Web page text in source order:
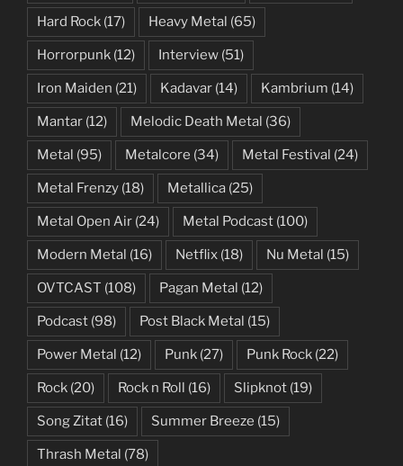
Hard Rock (17) Heavy Metal (65)
Horrorpunk (12) Interview (51)
Iron Maiden (21) Kadavar (14) Kambrium (14)
Mantar (12) Melodic Death Metal (36)
Metal (95) Metalcore (34) Metal Festival (24)
Metal Frenzy (18) Metallica (25)
Metal Open Air (24) Metal Podcast (100)
Modern Metal (16) Netflix (18) Nu Metal (15)
OVTCAST (108) Pagan Metal (12)
Podcast (98) Post Black Metal (15)
Power Metal (12) Punk (27) Punk Rock (22)
Rock (20) Rock n Roll (16) Slipknot (19)
Song Zitat (16) Summer Breeze (15)
Thrash Metal (78)